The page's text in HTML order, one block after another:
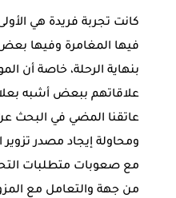
كانت تجربة فريدة هي
فيها المغامرة وفيها
بنهاية الرحلة، خاصة أن
علاقاتهم ببعض أشبه
عاتقنا المضي في البحث
ومحاولة إيجاد مصدر
مع صعوبات متطلبات
من جهة والتعامل مع